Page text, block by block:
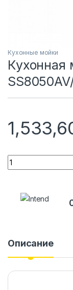
Кухонные мойки
Кухонная
Quantity
Описание